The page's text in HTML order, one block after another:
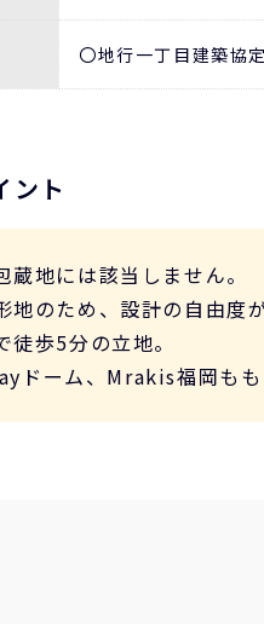
〇地行一丁目建築協
ント
地には該当しません。
地のため、設計の自由度
歩5分の立地。
ドーム、Mrakis福岡も